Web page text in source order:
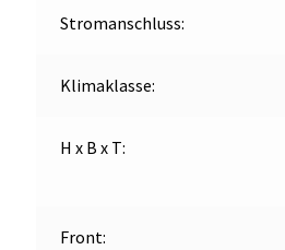
Stromanschluss:
Klimaklasse:
H x B x T:
Front: